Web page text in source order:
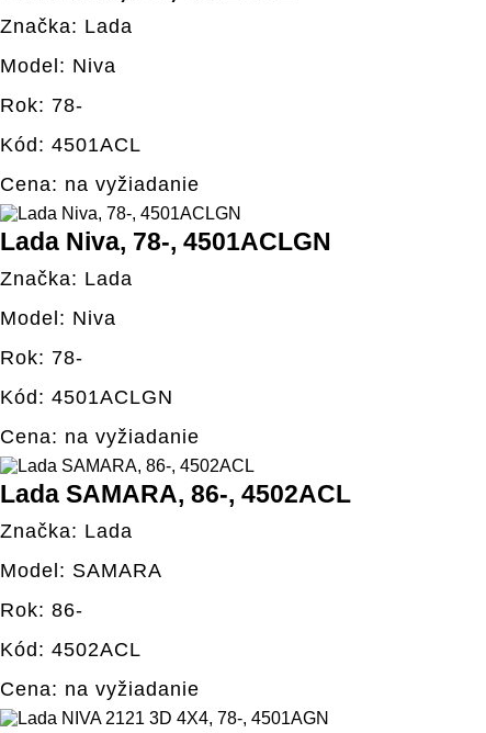
Značka: Lada
Model: Niva
Rok: 78-
Kód: 4501ACL
Cena: na vyžiadanie
Lada Niva, 78-, 4501ACLGN
Značka: Lada
Model: Niva
Rok: 78-
Kód: 4501ACLGN
Cena: na vyžiadanie
Lada SAMARA, 86-, 4502ACL
Značka: Lada
Model: SAMARA
Rok: 86-
Kód: 4502ACL
Cena: na vyžiadanie